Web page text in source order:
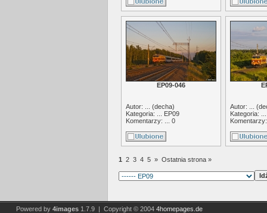
EP09-046
Autor: ... (decha)
Kategoria: ... EP09
Komentarzy: ... 0
Autor: ... (
Kategoria:
1 2 3 4 5 » Ostatnia strona »
Powered by 4images 1.7.9 | Copyright © 2004 4homepages.de